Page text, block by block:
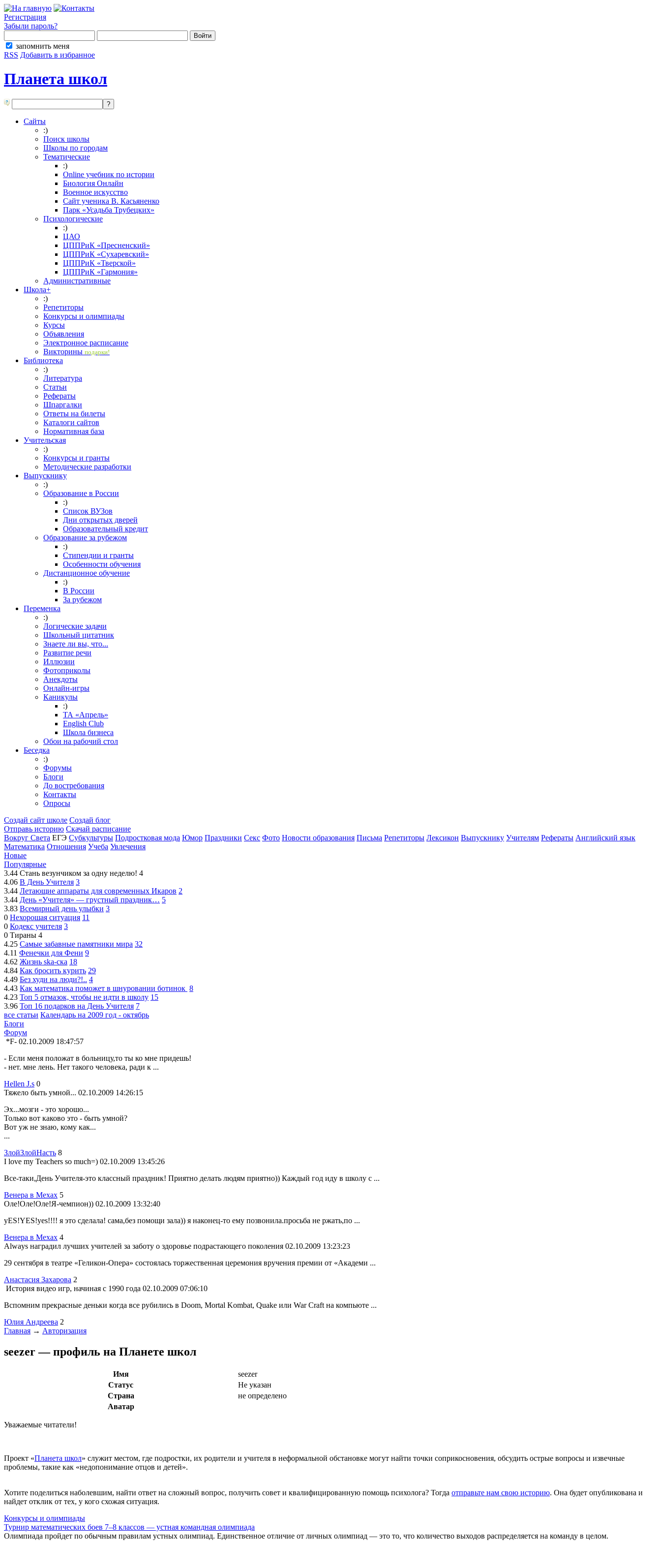
Регистрация
Забыли пароль?
запомнить меня
RSS Добавить в избранное
Планета школ
Сайты
:)
Поиск школы
Школы по городам
Тематические
:)
Online учебник по истории
Биология Онлайн
Военное искусство
Cайт ученика В. Касьяненко
Парк «Усадьба Трубецких»
Психологические
:)
ЦАО
ЦППРиК «Пресненский»
ЦППРиК «Сухаревский»
ЦППРиК «Тверской»
ЦППРиК «Гармония»
Административные
Школа+
:)
Репетиторы
Конкурсы и олимпиады
Курсы
Объявления
Электронное расписание
Викторины подарки!
Библиотека
:)
Литература
Статьи
Рефераты
Шпаргалки
Ответы на билеты
Каталоги сайтов
Нормативная база
Учительская
:)
Конкурсы и гранты
Методические разработки
Выпускнику
:)
Образование в России
:)
Список ВУЗов
Дни открытых дверей
Образовательный кредит
Образование за рубежом
:)
Стипендии и гранты
Особенности обучения
Дистанционное обучение
:)
В России
За рубежом
Переменка
:)
Логические задачи
Школьный цитатник
Знаете ли вы, что...
Развитие речи
Иллюзии
Фотоприколы
Анекдоты
Онлайн-игры
Каникулы
:)
ТА «Апрель»
English Club
Школа бизнеса
Обои на рабочий стол
Беседка
:)
Форумы
Блоги
До востребования
Контакты
Опросы
Создай сайт школе Создай блог
Отправь историю Скачай расписание
Вокруг Света ЕГЭ Субкультуры Подростковая мода Юмор Праздники Секс Фото Новости образования Письма Репетиторы Лексикон Выпускнику Учителям Рефераты Английский язык
Математика Отношения Учеба Увлечения
Новые
Популярные
3.44 Стань везунчиком за одну неделю! 4
4.06 В День Учителя 3
3.44 Летающие аппараты для современных Икаров 2
3.44 День «Учителя» — грустный праздник… 5
3.83 Всемирный день улыбки 3
0 Нехорошая ситуация 11
0 Кодекс учителя 3
0 Тираны 4
4.25 Самые забавные памятники мира 32
4.11 Фенечки для Фени 9
4.62 Жизнь ska-ска 18
4.84 Как бросить курить 29
4.49 Без худи на люди?!.. 4
4.43 Как математика поможет в шнуровании ботинок 8
4.23 Топ 5 отмазок, чтобы не идти в школу 15
3.96 Топ 16 подарков на День Учителя 7
все статьи Календарь на 2009 год - октябрь
Блоги
Форум
*F- 02.10.2009 18:47:57
- Если меня положат в больницу,то ты ко мне придешь!
- нет. мне лень. Нет такого человека, ради к ...
Hellen J.s 0
Тяжело быть умной... 02.10.2009 14:26:15
Эх...мозги - это хорошо...
Только вот каково это - быть умной?
Вот уж не знаю, кому как...
...
ЗлойЗлойНасть 8
I love my Teachers so much=) 02.10.2009 13:45:26
Все-таки,День Учителя-это классный праздник! Приятно делать людям приятно)) Каждый год иду в школу с ...
Венера в Мехах 5
Оле!Оле!Оле!Я-чемпион)) 02.10.2009 13:32:40
yES!YES!yes!!!! я это сделала! сама,без помощи зала)) я наконец-то ему позвонила.просьба не ржать,по ...
Венера в Мехах 4
Always наградил лучших учителей за заботу о здоровье подрастающего поколения 02.10.2009 13:23:23
29 сентября в театре «Геликон-Опера» состоялась торжественная церемония вручения премии от «Академи ...
Анастасия Захарова 2
История видео игр, начиная с 1990 года 02.10.2009 07:06:10
Вспомним прекрасные деньки когда все рубились в Doom, Mortal Kombat, Quake или War Craft на компьюте ...
Юлия Андреева 2
Главная → Авторизация
seezer — профиль на Планете школ
Имя
seezer
Статус
Не указан
Страна
не определено
Аватар
Уважаемые читатели!
Проект «Планета школ» служит местом, где подростки, их родители и учителя в неформальной обстановке могут найти точки соприкосновения, обсудить острые вопросы и извечные
проблемы, такие как «недопонимание отцов и детей».
Хотите поделиться наболевшим, найти ответ на сложный вопрос, получить совет и квалифицированную помощь психолога? Тогда отправьте нам свою историю. Она будет опубликована и
найдет отклик от тех, у кого схожая ситуация.
Конкурсы и олимпиады
Турнир математических боев 7–8 классов — устная командная олимпиада
Олимпиада пройдет по обычным правилам устных олимпиад. Единственное отличие от личных олимпиад — это то, что количество выходов распределяется на команду в целом.